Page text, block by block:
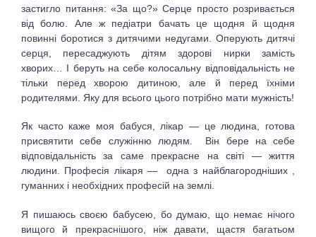
застигло питання: «За що?» Серце просто розривається
від болю. Але ж педіатри бачать це щодня й щодня
повинні боротися з дитячими недугами. Оперують дитячі
серця, пересаджують дітям здорові нирки замість
хворих… І беруть на себе колосальну відповідальність не
тільки перед хворою дитиною, але й перед їхніми
родителями. Яку для всього цього потрібно мати мужність!
Як часто каже моя бабуся, лікар — це людина, готова
присвятити себе служінню людям. Він бере на себе
відповідальність за саме прекрасне на світі — життя
людини. Професія лікаря — одна з найблагородніших ,
гуманних і необхідних професій на землі.
Я пишаюсь своєю бабусею, бо думаю, що немає нічого
вищого й прекраснішого, ніж давати, щастя багатьом